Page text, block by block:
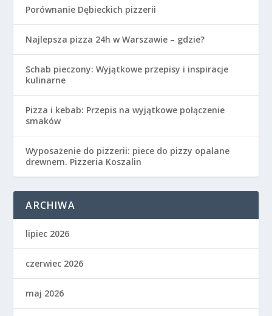
Porównanie Dębieckich pizzerii
Najlepsza pizza 24h w Warszawie – gdzie?
Schab pieczony: Wyjątkowe przepisy i inspiracje
kulinarne
Pizza i kebab: Przepis na wyjątkowe połączenie
smaków
Wyposażenie do pizzerii: piece do pizzy opalane
drewnem. Pizzeria Koszalin
ARCHIWA
lipiec 2026
czerwiec 2026
maj 2026